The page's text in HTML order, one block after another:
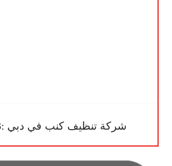
شركة تنظيف كنب في دبي :0551030483